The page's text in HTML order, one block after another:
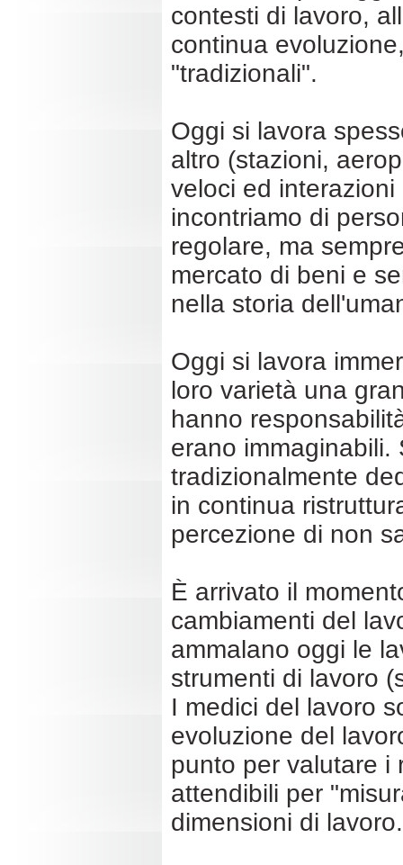
contesti di lavoro,
continua
"tradizionali".
Oggi si lavora
altro (stazioni,
veloci ed
incontriamo di
regolare, ma
mercato di beni e
nella storia
Oggi si lavora
loro varietà una
hanno
erano immaginabili.
tradizionalmente
in continua
percezione di non
È arrivato il
cambiamenti del
ammalano oggi le
strumenti di lavoro
I medici del lavoro
evoluzione del
punto per valutare i
attendibili per
dimensioni di lavoro.